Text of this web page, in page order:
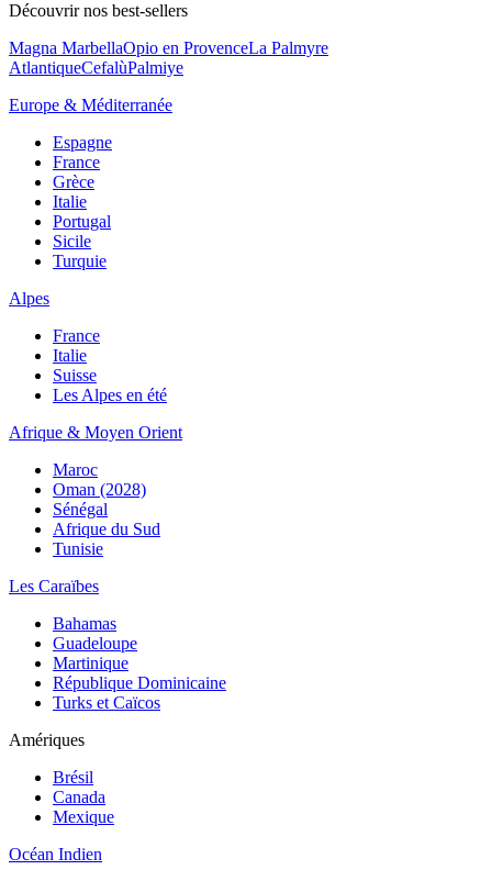
Découvrir nos best-sellers
Magna MarbellaOpio en ProvenceLa Palmyre
AtlantiqueCefalùPalmiye
Europe & Méditerranée
Espagne
France
Grèce
Italie
Portugal
Sicile
Turquie
Alpes
France
Italie
Suisse
Les Alpes en été
Afrique & Moyen Orient
Maroc
Oman (2028)
Sénégal
Afrique du Sud
Tunisie
Les Caraïbes
Bahamas
Guadeloupe
Martinique
République Dominicaine
Turks et Caïcos
Amériques
Brésil
Canada
Mexique
Océan Indien